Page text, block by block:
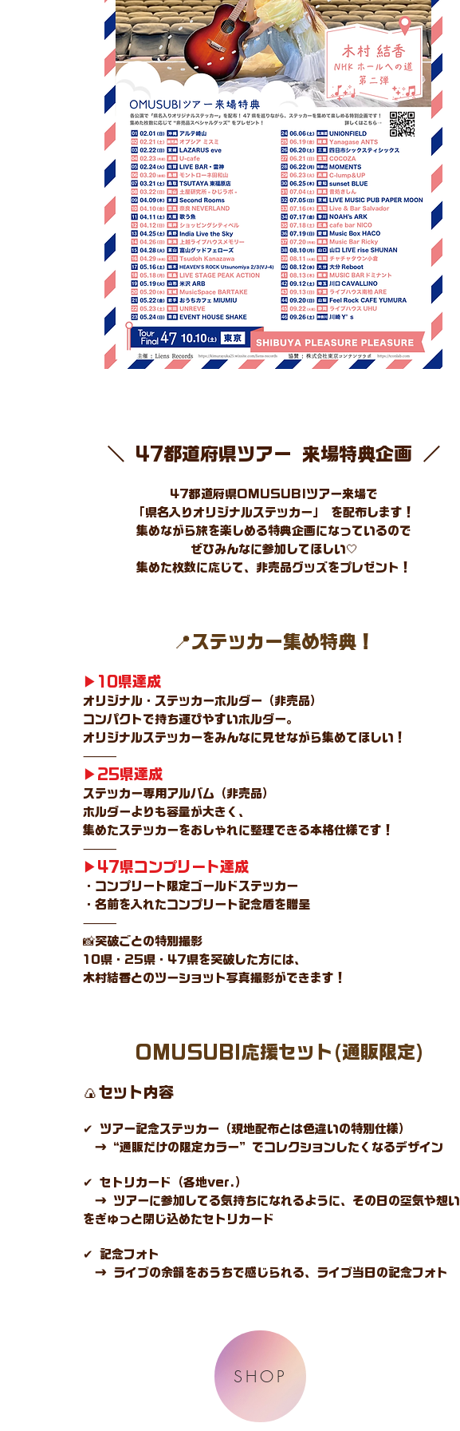
＼ 47都道府県ツアー 来場特典企画 ／
47都道府県OMUSUBIツアー来場で
「県名入りオリジナルステッカー」 を配布します！
集めながら旅を楽しめる特典企画になっているので
ぜひみんなに参加してほしい🤍
集めた枚数に応じて、非売品グッズをプレゼント！
📍ステッカー集め特典！
▶︎10県達成
オリジナル・ステッカーホルダー（非売品）
コンパクトで持ち運びやすいホルダー。
オリジナルステッカーをみんなに見せながら集めてほしい！
⸻
▶︎25県達成
ステッカー専用アルバム（非売品）
ホルダーよりも容量が大きく、
集めたステッカーをおしゃれに整理できる本格仕様です！
⸻
▶︎47県コンプリート達成
・コンプリート限定ゴールドステッカー
・名前を入れたコンプリート記念盾を贈呈
⸻
📸突破ごとの特別撮影
10県・25県・47県を突破した方には、
木村結香とのツーショット写真撮影ができます！
OMUSUBI応援セット(通販限定)
🍙セット内容
✔ ツアー記念ステッカー（現地配布とは色違いの特別仕様）
→ “通販だけの限定カラー” でコレクションしたくなるデザイン
✔ セトリカード（各地ver.）
→ ツアーに参加してる気持ちになれるように、その日の空気や想い
をぎゅっと閉じ込めたセトリカード
✔ 記念フォト
→ ライブの余韻をおうちで感じられる、ライブ当日の記念フォト
SHOP